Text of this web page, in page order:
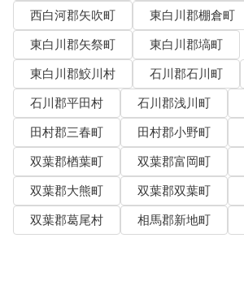
西白河郡矢吹町
東白川郡棚倉町
東白川郡矢祭町
東白川郡塙町
東白川郡鮫川村
石川郡石川町
石川郡平田村
石川郡浅川町
田村郡三春町
田村郡小野町
双葉郡楢葉町
双葉郡富岡町
双葉郡大熊町
双葉郡双葉町
双葉郡葛尾村
相馬郡新地町